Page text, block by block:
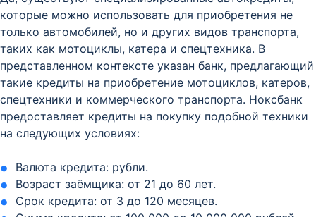
которые можно использовать для приобретения не
только автомобилей, но и других видов транспорта,
таких как мотоциклы, катера и спецтехника. В
представленном контексте указан банк, предлагающий
такие кредиты на приобретение мотоциклов, катеров,
спецтехники и коммерческого транспорта. Ноксбанк
предоставляет кредиты на покупку подобной техники
на следующих условиях:
Валюта кредита: рубли.
Возраст заёмщика: от 21 до 60 лет.
Срок кредита: от 3 до 120 месяцев.